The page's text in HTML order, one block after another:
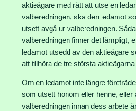
aktieägare med rätt att utse en
valberedningen, ska den ledamot
utsett avgå ur valberedningen.
valberedningen finner det lämpligt,
ledamot utsedd av den aktieägare
att tillhöra de tre största aktieägarna
Om en ledamot inte längre
som utsett honom eller henne, eller
valberedningen innan dess arbete